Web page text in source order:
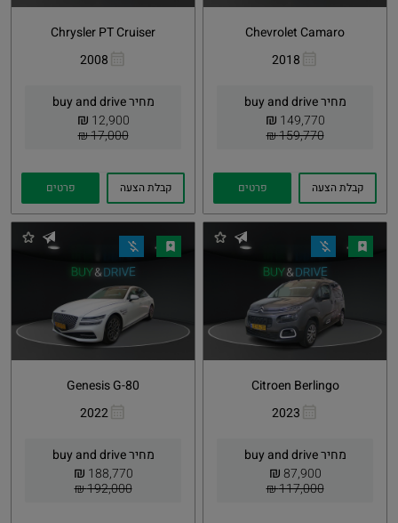
Chevrolet Camaro
2018
מחיר buy and drive
149,770
₪
159,770 ₪
Whatsapp
קבלת הצעה פרטים
Chrysler PT Cruiser
2008
מחיר buy and drive
12,900
₪
17,000 ₪
Whatsapp
קבלת הצעה פרטים
Citroen Berlingo
2023
מחיר buy and drive
87,900
₪
117,000 ₪
Whatsapp
Genesis G-80
2022
מחיר buy and drive
188,770
₪
192,000 ₪
Whatsapp